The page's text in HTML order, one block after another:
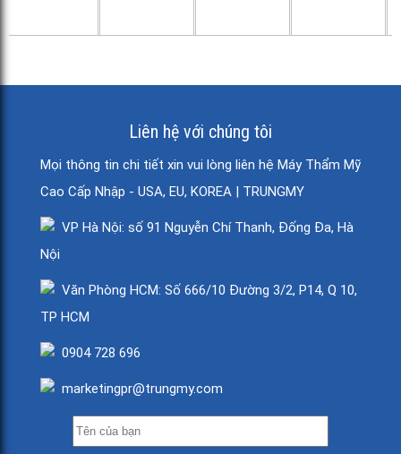
Liên hệ với chúng tôi
Mọi thông tin chi tiết xin vui lòng liên hệ Máy Thẩm Mỹ
Cao Cấp Nhập - USA, EU, KOREA | TRUNGMY
VP Hà Nội: số 91 Nguyễn Chí Thanh, Đống Đa, Hà
Nội
Văn Phòng HCM: Số 666/10 Đường 3/2, P14, Q 10,
TP HCM
0904 728 696
marketingpr@trungmy.com